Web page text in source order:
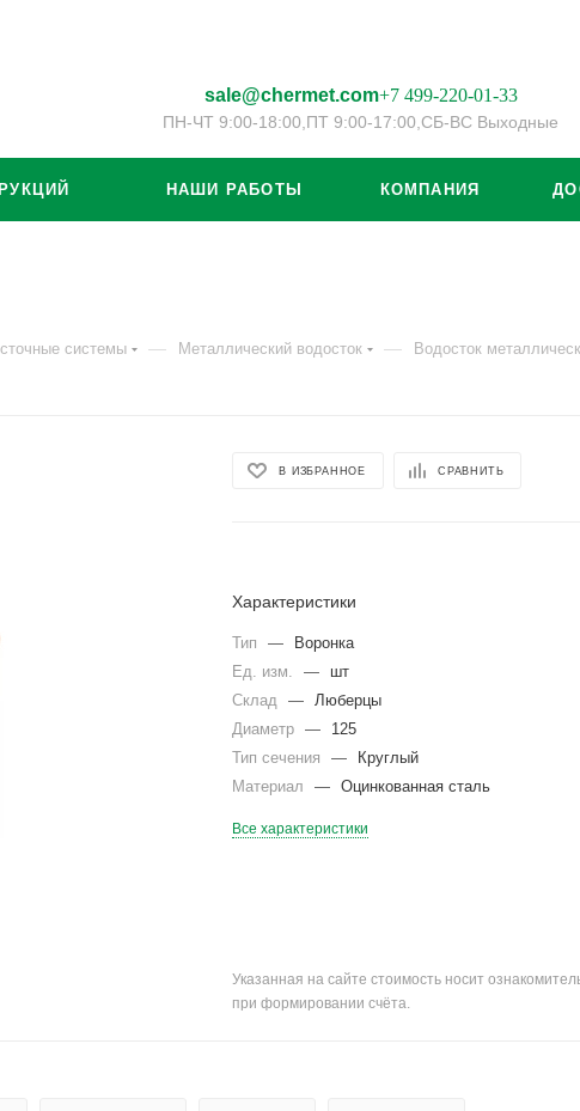
sale@chermet.com+7 499-220-01-33
ПН-ЧТ 9:00-18:00, ПТ 9:00-17:00, СБ-ВС Выходные
НАШИ РАБОТЫ КОМПАНИЯ
системы — Металлический водосток — Водосток
В ИЗБРАННОЕ СРАВНИТЬ
Характеристики
Тип —
Воронка
Ед. изм.
—
шт
Склад
—
Люберцы
Диаметр
—
125
Тип сечения
—
Круглый
Материал
— Оцинкованная сталь
Все характеристики
Указанная на сайте стоимость носит
при формировании счёта.